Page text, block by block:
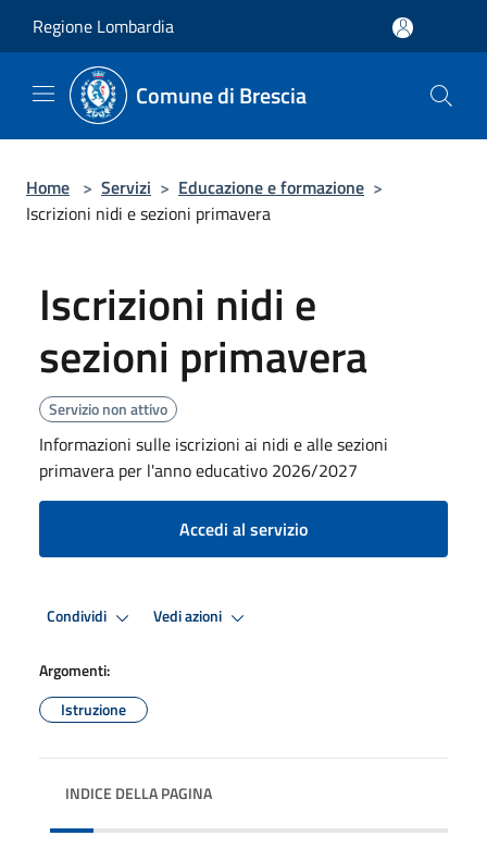
Regione Lombardia
Comune di Brescia
Home > Servizi > Educazione e formazione >
Iscrizioni nidi e sezioni primavera
Iscrizioni nidi e
sezioni primavera
Servizio non attivo
Informazioni sulle iscrizioni ai nidi e alle sezioni
primavera per l'anno educativo 2026/2027
Accedi al servizio
Condividi Vedi azioni
Argomenti:
Istruzione
INDICE DELLA PAGINA